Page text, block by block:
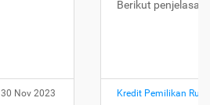
30 Nov 2023
Berikut
Kredit Pemilikan